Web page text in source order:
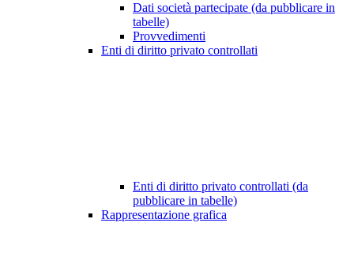
Dati società partecipate (da pubblicare in
tabelle)
Provvedimenti
Enti di diritto privato controllati
Enti di diritto privato controllati (da
pubblicare in tabelle)
Rappresentazione grafica